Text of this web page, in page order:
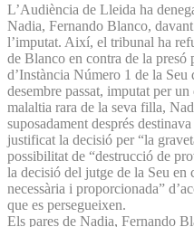
L’Audiència de Lleida ha
Nadia, Fernando Blanco,
l’imputat. Així, el tribunal ha
de Blanco en contra de la
d’Instància Número 1 de la
desembre passat, imputat per
malaltia rara de la seva filla,
suposadament després
justificat la decisió per “la
possibilitat de “destrucció de
la decisió del jutge de la Seu en
necessària i proporcionada”
que es persegueixen.
Els pares de Nadia, Fernando